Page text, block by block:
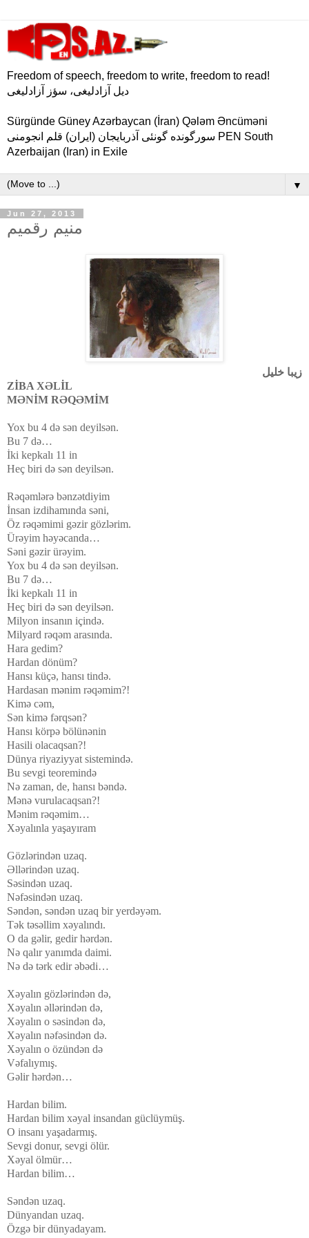
Freedom of speech, freedom to write, freedom to read!
دیل آزادلیغی، سؤز آزادلیغی
Sürgünde Güney Azərbaycan (İran) Qələm Əncüməni
سورگونده گونئی آذربایجان (ایران) قلم انجومنی PEN South
Azerbaijan (Iran) in Exile
▼
Jun 27, 2013
منیم رقمیم
زیبا خلیل
ZİBA XƏLİL
MƏNİM RƏQƏMİM
Yox bu 4 də sən deyilsən.
Bu 7 də…
İki kepkalı 11 in
Heç biri də sən deyilsən.
Rəqəmlərə bənzətdiyim
İnsan izdihamında səni,
Öz rəqəmimi gəzir gözlərim.
Ürəyim həyəcanda…
Səni gəzir ürəyim.
Yox bu 4 də sən deyilsən.
Bu 7 də…
İki kepkalı 11 in
Heç biri də sən deyilsən.
Milyon insanın içində.
Milyard rəqəm arasında.
Hara gedim?
Hardan dönüm?
Hansı küçə, hansı tində.
Hardasan mənim rəqəmim?!
Kimə cəm,
Sən kimə fərqsən?
Hansı körpə bölünənin
Hasili olacaqsan?!
Dünya riyaziyyat sistemində.
Bu sevgi teoremində
Nə zaman, de, hansı bəndə.
Mənə vurulacaqsan?!
Mənim rəqəmim…
Xəyalınla yaşayıram
Gözlərindən uzaq.
Əllərindən uzaq.
Səsindən uzaq.
Nəfəsindən uzaq.
Səndən, səndən uzaq bir yerdəyəm.
Tək təsəllim xəyalındı.
O da gəlir, gedir hərdən.
Nə qalır yanımda daimi.
Nə də tərk edir əbədi…
Xəyalın gözlərindən də,
Xəyalın əllərindən də,
Xəyalın o səsindən də,
Xəyalın nəfəsindən də.
Xəyalın o özündən də
Vəfalıymış.
Gəlir hərdən…
Hardan bilim.
Hardan bilim xəyal insandan güclüymüş.
O insanı yaşadarmış.
Sevgi donur, sevgi ölür.
Xəyal ölmür…
Hardan bilim…
Səndən uzaq.
Dünyandan uzaq.
Özgə bir dünyadayam.